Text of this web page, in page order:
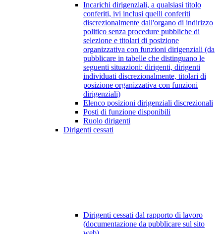
Incarichi dirigenziali, a qualsiasi titolo
conferiti, ivi inclusi quelli conferiti
discrezionalmente dall'organo di indirizzo
politico senza procedure pubbliche di
selezione e titolari di posizione
organizzativa con funzioni dirigenziali (da
pubblicare in tabelle che distinguano le
seguenti situazioni: dirigenti, dirigenti
individuati discrezionalmente, titolari di
posizione organizzativa con funzioni
dirigenziali)
Elenco posizioni dirigenziali discrezionali
Posti di funzione disponibili
Ruolo dirigenti
Dirigenti cessati
Dirigenti cessati dal rapporto di lavoro
(documentazione da pubblicare sul sito